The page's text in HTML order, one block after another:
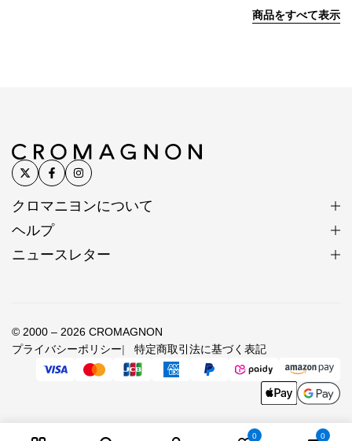
商品をすべて表示
クロマニヨンについて
ヘルプ
ニュースレター
© 2000 – 2026 CROMAGNON
プライバシーポリシー
特定商取引法に基づく表記
0 0